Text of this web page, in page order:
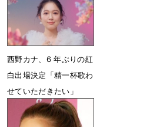
西野カナ、6 年ぶりの紅
白出場決定「精一杯歌わ
せていただきたい」
12月13日 13時54分